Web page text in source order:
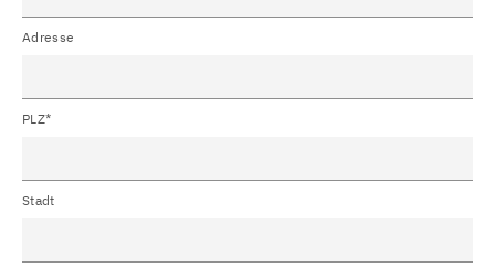
Adresse
PLZ*
Stadt